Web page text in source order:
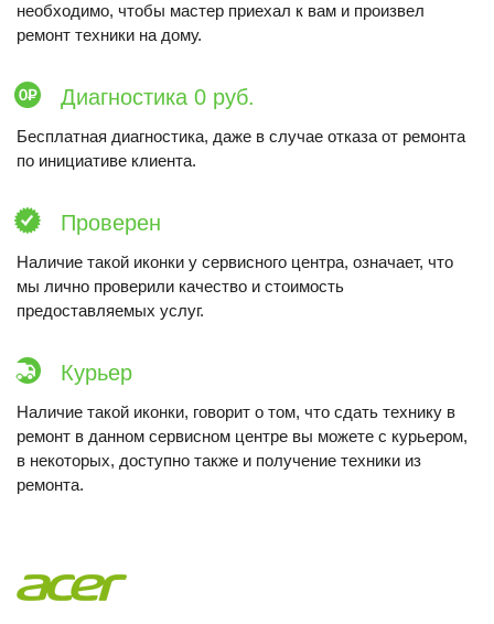
необходимо, чтобы мастер приехал к вам и произвел
ремонт техники на дому.
Диагностика 0 руб.
Бесплатная диагностика, даже в случае отказа от ремонта
по инициативе клиента.
Проверен
Наличие такой иконки у сервисного центра, означает, что
мы лично проверили качество и стоимость
предоставляемых услуг.
Курьер
Наличие такой иконки, говорит о том, что сдать технику в
ремонт в данном сервисном центре вы можете с курьером,
в некоторых, доступно также и получение техники из
ремонта.